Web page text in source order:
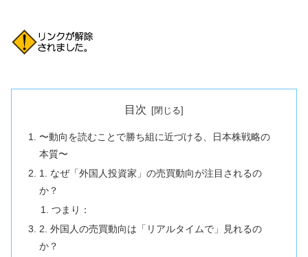
目次
〜動向を読むことで勝ち組に近づける、日本株戦略の
本質〜
1. なぜ「外国人投資家」の売買動向が注目されるの
か？
つまり：
2. 外国人の売買動向は「リアルタイムで」見れるの
か？